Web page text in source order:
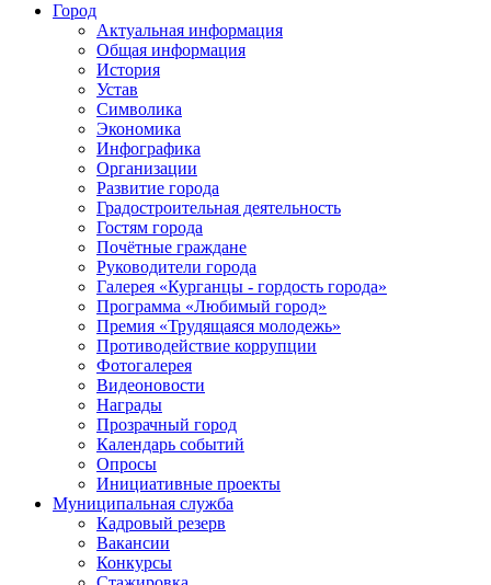
Город
Актуальная информация
Общая информация
История
Устав
Символика
Экономика
Инфографика
Организации
Развитие города
Градостроительная деятельность
Гостям города
Почётные граждане
Руководители города
Галерея «Курганцы - гордость города»
Программа «Любимый город»
Премия «Трудящаяся молодежь»
Противодействие коррупции
Фотогалерея
Видеоновости
Награды
Прозрачный город
Календарь событий
Опросы
Инициативные проекты
Муниципальная служба
Кадровый резерв
Вакансии
Конкурсы